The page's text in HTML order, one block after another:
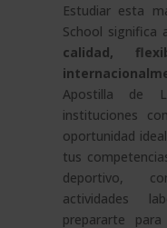
Estudiar esta
School significa
calidad,
Apostilla de
instituciones
oportunidad
tus
deportivo,
actividades
prepararte